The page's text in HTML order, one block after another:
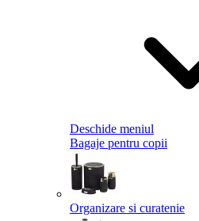
Deschide meniul
Bagaje pentru copii
Organizare si curatenie